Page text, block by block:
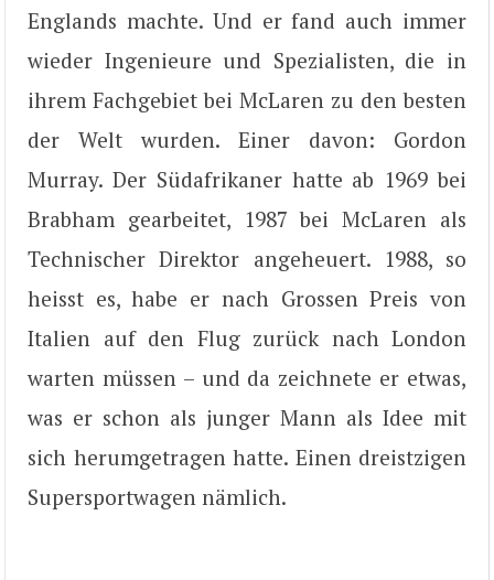
Englands machte. Und er fand auch immer
wieder Ingenieure und Spezialisten, die in
ihrem Fachgebiet bei McLaren zu den besten
der Welt wurden. Einer davon: Gordon
Murray. Der Südafrikaner hatte ab 1969 bei
Brabham gearbeitet, 1987 bei McLaren als
Technischer Direktor angeheuert. 1988, so
heisst es, habe er nach Grossen Preis von
Italien auf den Flug zurück nach London
warten müssen – und da zeichnete er etwas,
was er schon als junger Mann als Idee mit
sich herumgetragen hatte. Einen dreistzigen
Supersportwagen nämlich.